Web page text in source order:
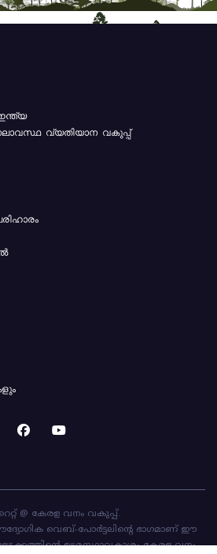
വ്യതിയാന വകുപ്പ്
@ കേരള വനം വകുപ്പ്.
വെബ്-പോർട്ടലിന്റെ ഭാഗമാണ് ഈ
ഉടമസ്ഥാവകാശം കേരള വനം